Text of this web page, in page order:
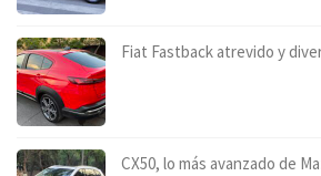
Fiat Fastback atrevido y
CX50, lo más avanzado de